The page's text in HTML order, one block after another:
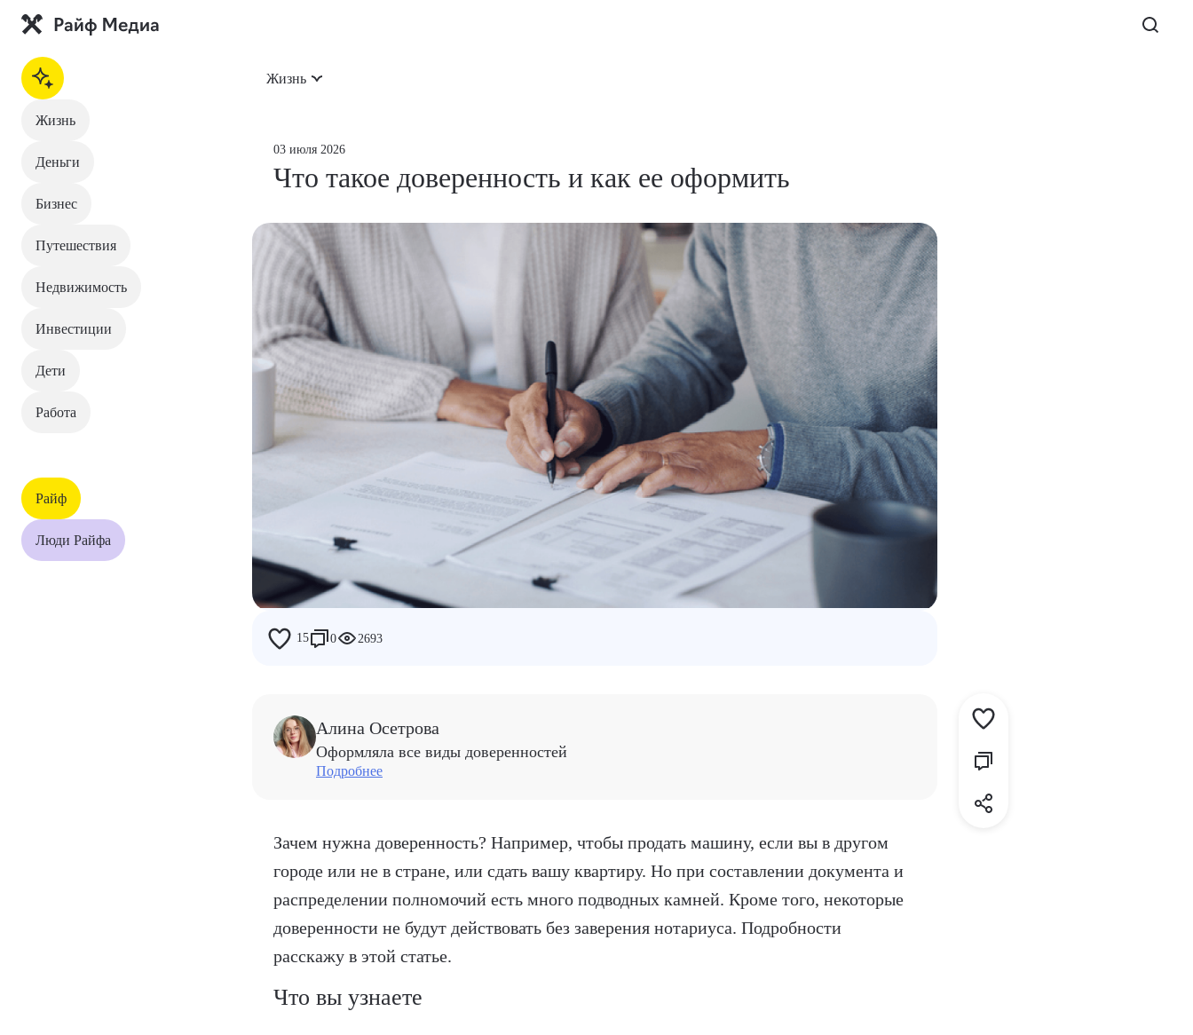
Жизнь
Деньги
Бизнес
Путешествия
Недвижимость
Инвестиции
Дети
Работа
Райф
Люди Райфа
Жизнь
Жизнь
Деньги
Бизнес
Путешествия
Недвижимость
Инвестиции
Дети
Люди Райфа
03 июля 2026
Что такое доверенность и как ее оформить
15 0 2693
Алина Осетрова
Оформляла все виды доверенностей
Подробнее
Зачем нужна доверенность? Например, чтобы продать машину, если вы в другом
городе или не в стране, или сдать вашу квартиру. Но при составлении документа и
распределении полномочий есть много подводных камней. Кроме того, некоторые
доверенности не будут действовать без заверения нотариуса. Подробности
расскажу в этой статье.
Что вы узнаете